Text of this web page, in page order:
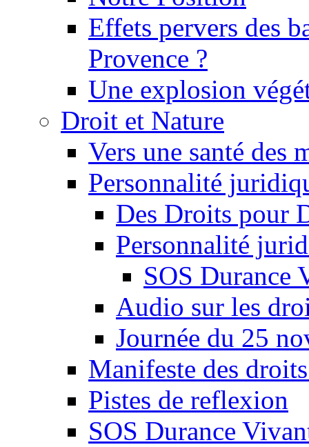
Effets pervers des
Provence ?
Une explosion
Droit et Nature
Vers une santé des
Personnalité
Des Droits pour
Personnalité
SOS Durance
Audio sur les
Journée du 25
Manifeste des
Pistes de reflexion
SOS Durance